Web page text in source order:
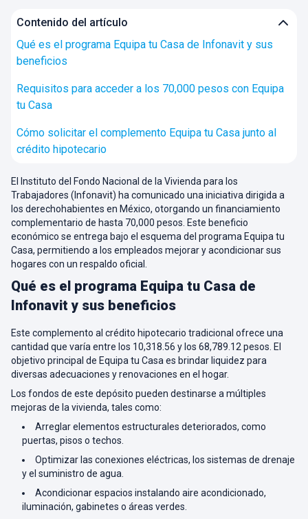
Contenido del artículo
Qué es el programa Equipa tu Casa de Infonavit y sus
beneficios
Requisitos para acceder a los 70,000 pesos con Equipa
tu Casa
Cómo solicitar el complemento Equipa tu Casa junto al
crédito hipotecario
El Instituto del Fondo Nacional de la Vivienda para los
Trabajadores (Infonavit) ha comunicado una iniciativa dirigida a
los derechohabientes en México, otorgando un financiamiento
complementario de hasta 70,000 pesos. Este beneficio
económico se entrega bajo el esquema del programa Equipa tu
Casa, permitiendo a los empleados mejorar y acondicionar sus
hogares con un respaldo oficial.
Qué es el programa Equipa tu Casa de
Infonavit y sus beneficios
Este complemento al crédito hipotecario tradicional ofrece una
cantidad que varía entre los 10,318.56 y los 68,789.12 pesos. El
objetivo principal de Equipa tu Casa es brindar liquidez para
diversas adecuaciones y renovaciones en el hogar.
Los fondos de este depósito pueden destinarse a múltiples
mejoras de la vivienda, tales como:
Arreglar elementos estructurales deteriorados, como
puertas, pisos o techos.
Optimizar las conexiones eléctricas, los sistemas de drenaje
y el suministro de agua.
Acondicionar espacios instalando aire acondicionado,
iluminación, gabinetes o áreas verdes.